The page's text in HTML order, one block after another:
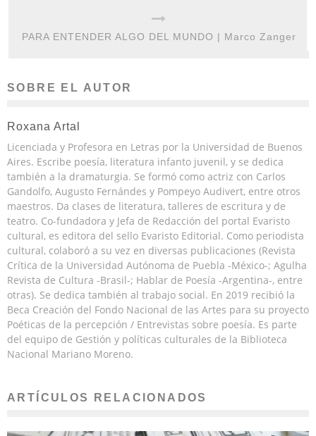
PARA ENTENDER ALGO DEL MUNDO | Marco Zanger
SOBRE EL AUTOR
Roxana Artal
Licenciada y Profesora en Letras por la Universidad de Buenos
Aires. Escribe poesía, literatura infanto juvenil, y se dedica
también a la dramaturgia. Se formó como actriz con Carlos
Gandolfo, Augusto Fernándes y Pompeyo Audivert, entre otros
maestros. Da clases de literatura, talleres de escritura y de
teatro. Co-fundadora y Jefa de Redacción del portal Evaristo
cultural, es editora del sello Evaristo Editorial. Como periodista
cultural, colaboró a su vez en diversas publicaciones (Revista
Crítica de la Universidad Autónoma de Puebla -México-; Agulha
Revista de Cultura -Brasil-; Hablar de Poesía -Argentina-, entre
otras). Se dedica también al trabajo social. En 2019 recibió la
Beca Creación del Fondo Nacional de las Artes para su proyecto
Poéticas de la percepción / Entrevistas sobre poesía. Es parte
del equipo de Gestión y políticas culturales de la Biblioteca
Nacional Mariano Moreno.
ARTÍCULOS RELACIONADOS